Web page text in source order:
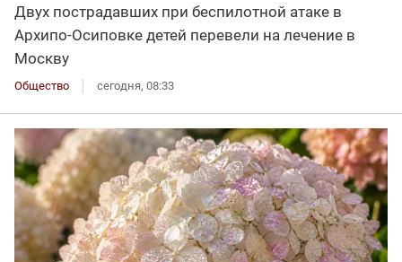
Двух пострадавших при беспилотной атаке в
Архипо-Осиповке детей перевели на лечение в
Москву
Общество сегодня, 08:33